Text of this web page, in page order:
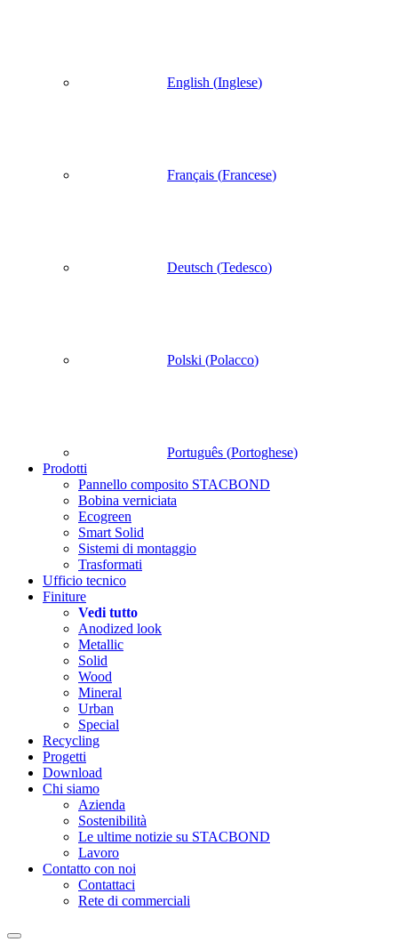
English (Inglese)
Français (Francese)
Deutsch (Tedesco)
Polski (Polacco)
Português (Portoghese)
Prodotti
Pannello composito STACBOND
Bobina verniciata
Ecogreen
Smart Solid
Sistemi di montaggio
Trasformati
Ufficio tecnico
Finiture
Vedi tutto
Anodized look
Metallic
Solid
Wood
Mineral
Urban
Special
Recycling
Progetti
Download
Chi siamo
Azienda
Sostenibilità
Le ultime notizie su STACBOND
Lavoro
Contatto con noi
Contattaci
Rete di commerciali